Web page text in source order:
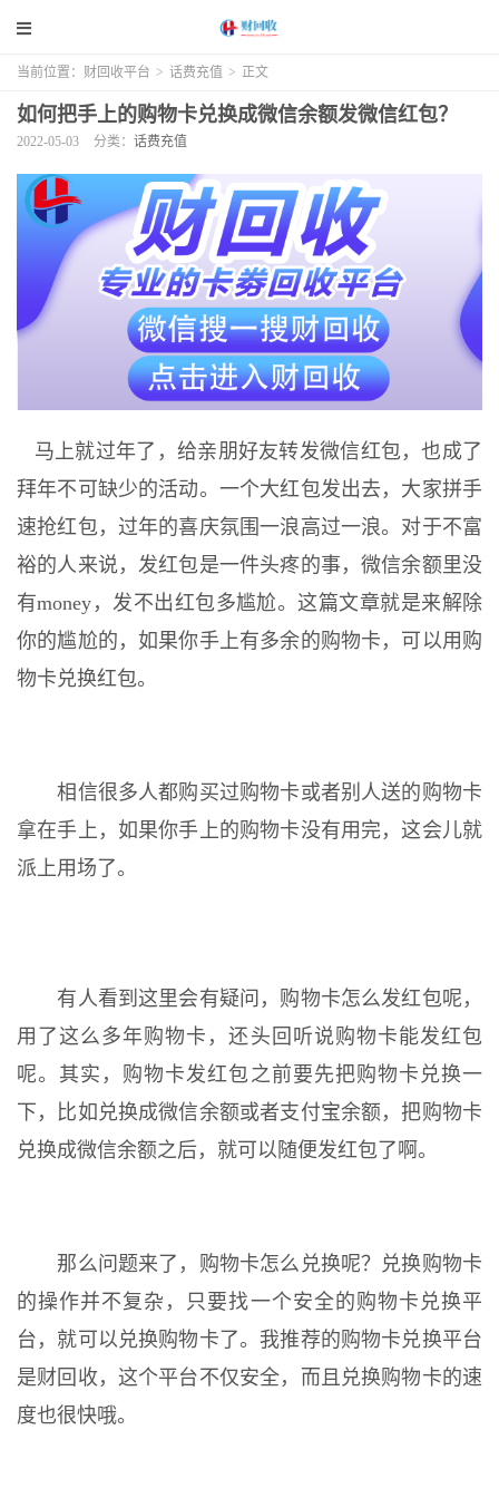
当前位置： 财回收平台 > 话费充值 > 正文
如何把手上的购物卡兑换成微信余额发微信红包？
2022-05-03 分类： 话费充值
马上就过年了，给亲朋好友转发微信红包，也成了
拜年不可缺少的活动。一个大红包发出去，大家拼手
速抢红包，过年的喜庆氛围一浪高过一浪。对于不富
裕的人来说，发红包是一件头疼的事，微信余额里没
有money，发不出红包多尴尬。这篇文章就是来解除
你的尴尬的，如果你手上有多余的购物卡，可以用购
物卡兑换红包。
相信很多人都购买过购物卡或者别人送的购物卡
拿在手上，如果你手上的购物卡没有用完，这会儿就
派上用场了。
有人看到这里会有疑问，购物卡怎么发红包呢，
用了这么多年购物卡，还头回听说购物卡能发红包
呢。其实，购物卡发红包之前要先把购物卡兑换一
下，比如兑换成微信余额或者支付宝余额，把购物卡
兑换成微信余额之后，就可以随便发红包了啊。
那么问题来了，购物卡怎么兑换呢？兑换购物卡
的操作并不复杂，只要找一个安全的购物卡兑换平
台，就可以兑换购物卡了。我推荐的购物卡兑换平台
是财回收，这个平台不仅安全，而且兑换购物卡的速
度也很快哦。